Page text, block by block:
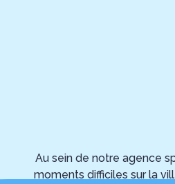
Au sein de notre agence
moments difficiles sur la